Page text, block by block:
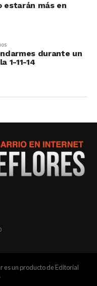
estarán más en
durante un
1-11-14
un producto de Editorial